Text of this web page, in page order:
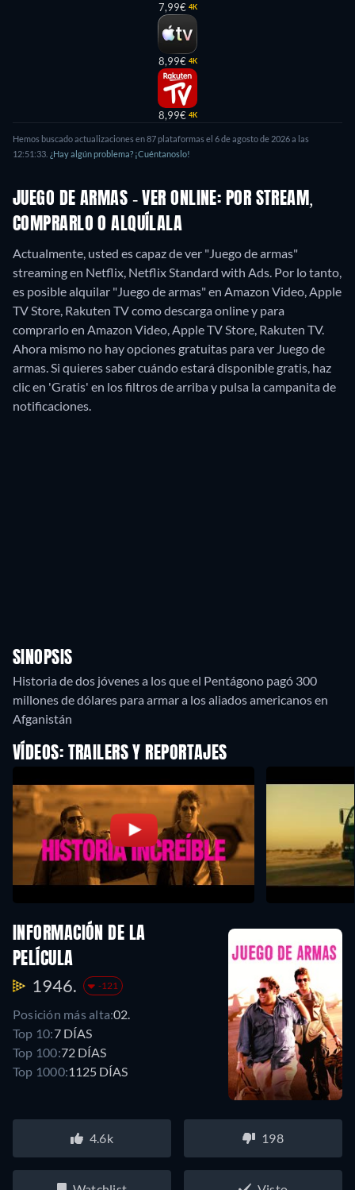
7,99€ 4K
8,99€ 4K
8,99€ 4K
Hemos buscado actualizaciones en87plataformas el 6 de agosto de 2026a las
12:51:33 ¿Hay algún problema? ¡Cuéntanoslo!
JUEGO DE ARMAS - VER ONLINE: POR STREAM,
COMPRARLO O ALQUÍLALA
Actualmente, usted es capaz de ver "Juego de armas"
streaming en Netflix, Netflix Standard with Ads. Por lo tanto,
es posible alquilar "Juego de armas" en Amazon Video, Apple
TV Store, Rakuten TV como descarga online y para
comprarlo en Amazon Video, Apple TV Store, Rakuten TV.
Ahora mismo no hay opciones gratuitas para ver Juego de
armas. Si quieres saber cuándo estará disponible gratis, haz
clic en 'Gratis' en los filtros de arriba y pulsa la campanita de
notificaciones.
SINOPSIS
Historia de dos jóvenes a los que el Pentágono pagó 300
millones de dólares para armar a los aliados americanos en
Afganistán
VÍDEOS: TRAILERS Y REPORTAJES
INFORMACIÓN DE LA
PELÍCULA
1946. -121
Posición más alta:02.
Top 10:7 DÍAS
Top 100:72 DÍAS
Top 1000:1125 DÍAS
4.6k 198